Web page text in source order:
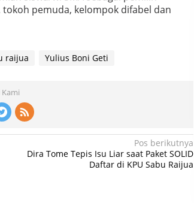
pemuda, kelompok difabel dan
raijua Yulius Boni Geti
Pos berikutnya
Dira Tome Tepis Isu Liar saat Paket SOLID
Daftar di KPU Sabu Raijua